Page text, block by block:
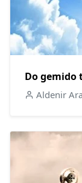
Do gemido
Aldenir